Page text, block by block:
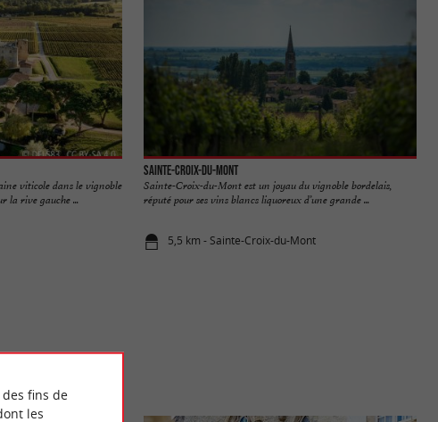
viticole dans le vignoble
la rive gauche ...
Sainte-Croix-du-Mont
Sainte-Croix-du-Mont est un joyau du vignoble bordelais,
réputé pour ses vins blancs liquoreux d’une grande ...
5,5 km - Sainte-Croix-du-Mont
fins de
les